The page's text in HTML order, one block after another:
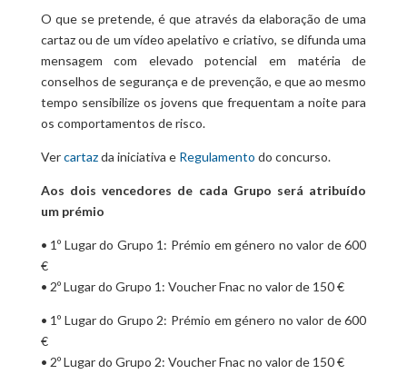
O que se pretende, é que através da elaboração de uma
cartaz ou de um vídeo apelativo e criativo, se difunda uma
mensagem com elevado potencial em matéria de
conselhos de segurança e de prevenção, e que ao mesmo
tempo sensibilize os jovens que frequentam a noite para
os comportamentos de risco.
Vercartazda iniciativa e Regulamento do concurso.
Aos dois vencedores de cada Grupo será atribuído
um prémio
• 1º Lugar do Grupo 1: Prémio em género no valor de 600
€
• 2º Lugar do Grupo 1: Voucher Fnac no valor de 150 €
• 1º Lugar do Grupo 2: Prémio em género no valor de 600
€
• 2º Lugar do Grupo 2: Voucher Fnac no valor de 150 €